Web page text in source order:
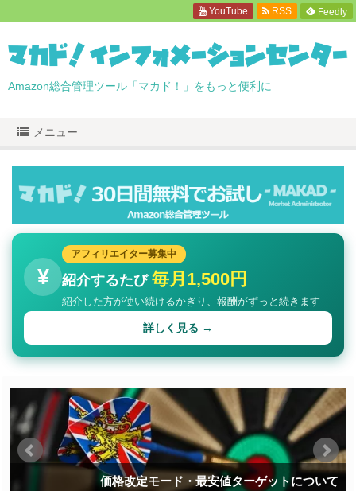
Amazon総合管理ツール「マカド！」をもっと便利に
メニュー
¥
アフィリエイター募集中
紹介するたび 毎月1,500円
紹介した方が使い続けるかぎり、報酬がずっと続きます
詳しく見る →
価格改定モード・最安値ターゲットについて
YouTube RSS Feedly